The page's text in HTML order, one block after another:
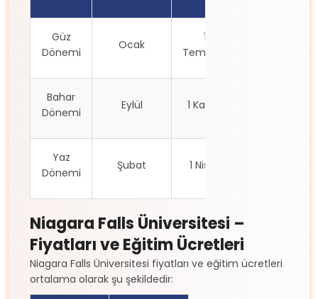
Güz
Dönemi
Ocak
1
Temmuz
Bahar
Dönemi
Eylül 1 Kasım
Yaz
Dönemi
Şubat 1 Nisan
Niagara Falls Üniversitesi –
Fiyatları ve Eğitim Ücretleri
Niagara Falls Üniversitesi fiyatları ve eğitim ücretleri
ortalama olarak şu şekildedir: